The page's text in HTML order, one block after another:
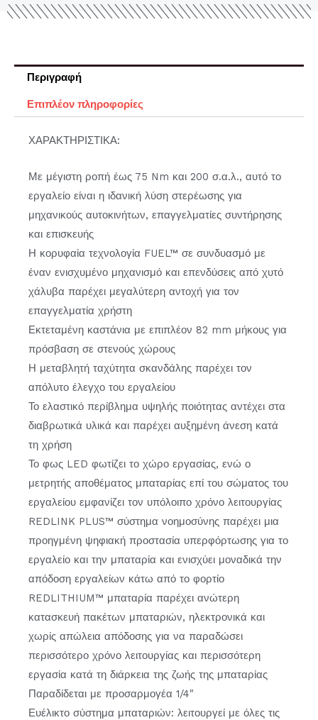
Περιγραφή
Επιπλέον πληροφορίες
ΧΑΡΑΚΤΗΡΙΣΤΙΚΑ:
Με μέγιστη ροπή έως 75 Nm και 200 σ.α.λ., αυτό το
εργαλείο είναι η ιδανική λύση στερέωσης για
μηχανικούς αυτοκινήτων, επαγγελματίες συντήρησης
και επισκευής
Η κορυφαία τεχνολογία FUEL™ σε συνδυασμό με
έναν ενισχυμένο μηχανισμό και επενδύσεις από χυτό
χάλυβα παρέχει μεγαλύτερη αντοχή για τον
επαγγελματία χρήστη
Εκτεταμένη καστάνια με επιπλέον 82 mm μήκους για
πρόσβαση σε στενούς χώρους
Η μεταβλητή ταχύτητα σκανδάλης παρέχει τον
απόλυτο έλεγχο του εργαλείου
Το ελαστικό περίβλημα υψηλής ποιότητας αντέχει στα
διαβρωτικά υλικά και παρέχει αυξημένη άνεση κατά
τη χρήση
Το φως LED φωτίζει το χώρο εργασίας, ενώ ο
μετρητής αποθέματος μπαταρίας επί του σώματος του
εργαλείου εμφανίζει τον υπόλοιπο χρόνο λειτουργίας
REDLINK PLUS™ σύστημα νοημοσύνης παρέχει μια
προηγμένη ψηφιακή προστασία υπερφόρτωσης για το
εργαλείο και την μπαταρία και ενισχύει μοναδικά την
απόδοση εργαλείων κάτω από το φορτίο
REDLITHIUM™ μπαταρία παρέχει ανώτερη
κατασκευή πακέτων μπαταριών, ηλεκτρονικά και
χωρίς απώλεια απόδοσης για να παραδώσει
περισσότερο χρόνο λειτουργίας και περισσότερη
εργασία κατά τη διάρκεια της ζωής της μπαταρίας
Παραδίδεται με προσαρμογέα 1/4″
Ευέλικτο σύστημα μπαταριών: λειτουργεί με όλες τις